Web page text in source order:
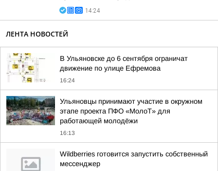
14:24
ЛЕНТА НОВОСТЕЙ
В Ульяновске до 6 сентября ограничат
движение по улице Ефремова
16:24
Ульяновцы принимают участие в окружном
этапе проекта ПФО «МолоТ» для
работающей молодёжи
16:13
Wildberries готовится запустить собственный
мессенджер